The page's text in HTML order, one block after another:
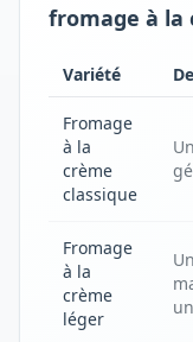
fromage à la
Variété
Fromage
à la
crème
classique
Fromage
à la
crème
léger